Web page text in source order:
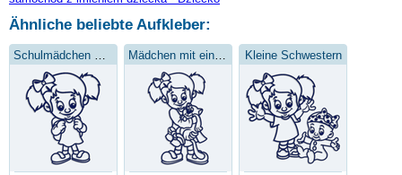
Ähnliche beliebte Aufkleber:
Kleine Schwestern